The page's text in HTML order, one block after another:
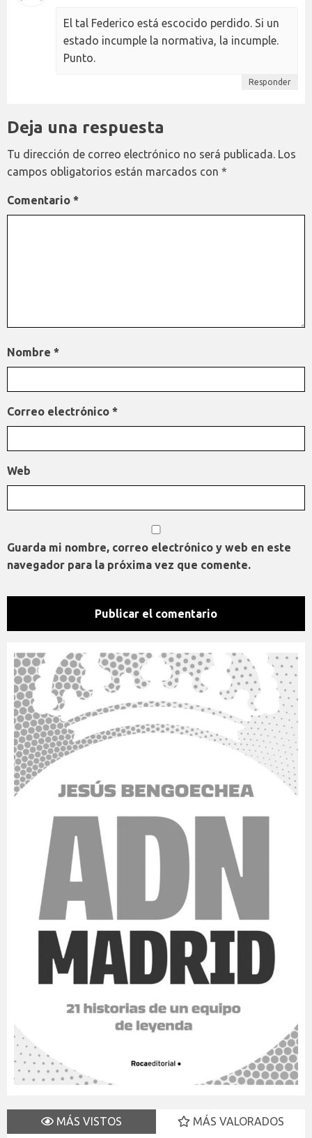
El tal Federico está escocido perdido. Si un
estado incumple la normativa, la incumple.
Punto.
Responder
Deja una respuesta
Tu dirección de correo electrónico no será publicada. Los
campos obligatorios están marcados con *
Comentario *
Nombre *
Correo electrónico *
Web
Guarda mi nombre, correo electrónico y web en este
navegador para la próxima vez que comente.
MÁS VISTOS MÁS VALORADOS